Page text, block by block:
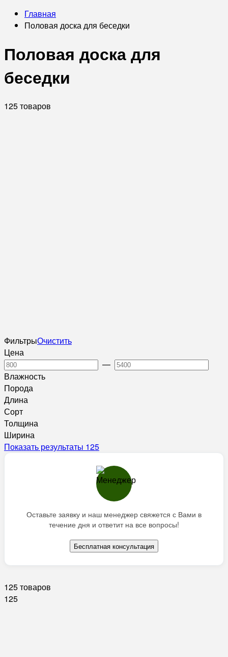
Главная
Половая доска для беседки
Половая доска для
беседки
125 товаров
ФильтрыОчистить
Цена
—
Влажность
Порода
Длина
Сорт
Толщина
Ширина
Показать результаты 125
Оставьте заявку и наш менеджер свяжется с Вами в
течение дня и ответит на все вопросы!
Бесплатная консультация
125 товаров
125